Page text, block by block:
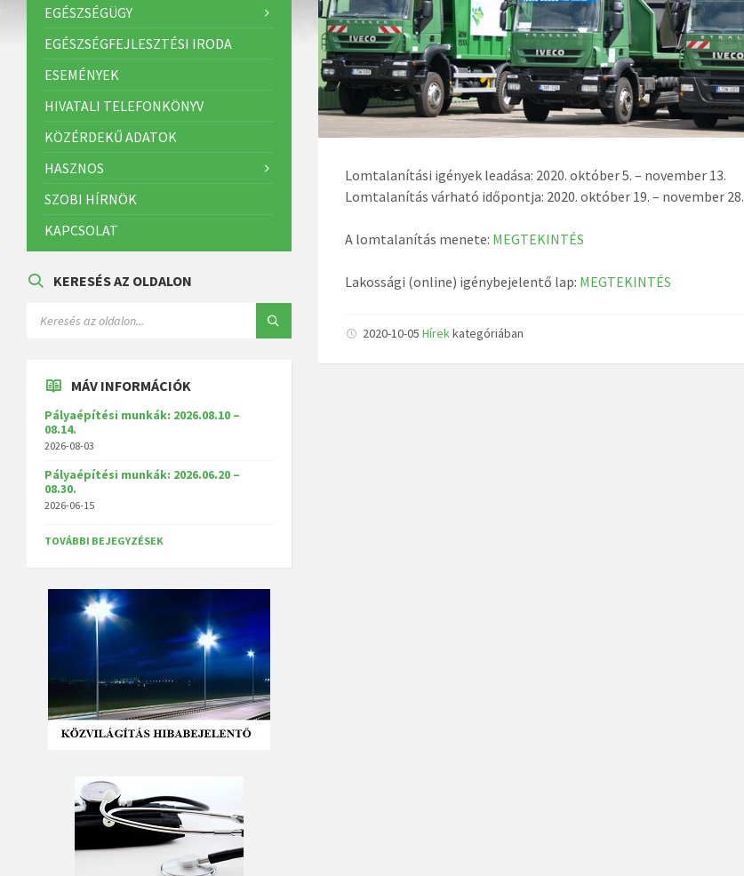
Lomtalanítási igények leadása: 2020. október 5. – november 13.
Lomtalanítás várható időpontja: 2020. október 19. – november 28.
A lomtalanítás menete: MEGTEKINTÉS
Lakossági (online) igénybejelentő lap: MEGTEKINTÉS
2020-10-05Hírekkategóriában
EGÉSZSÉGÜGY
EGÉSZSÉGFEJLESZTÉSI IRODA
ESEMÉNYEK
HIVATALI TELEFONKÖNYV
KÖZÉRDEKŰ ADATOK
HASZNOS
SZOBI HÍRNÖK
KAPCSOLAT
KERESÉS AZ OLDALON
MÁV INFORMÁCIÓK
Pályaépítési munkák: 2026.08.10 –
08.14.
2026-08-03
Pályaépítési munkák: 2026.06.20 –
08.30.
2026-06-15
TOVÁBBI BEJEGYZÉSEK